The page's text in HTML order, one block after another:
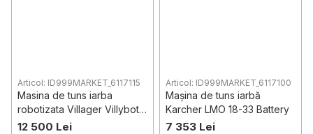
Articol: ID999MARKET_6117115
Masina de tuns iarba
robotizata Villager Villybot
2.0
12 500 Lei
Articol: ID999MARKET_6117100
Mașina de tuns iarbă
Karcher LMO 18-33 Battery
7 353 Lei